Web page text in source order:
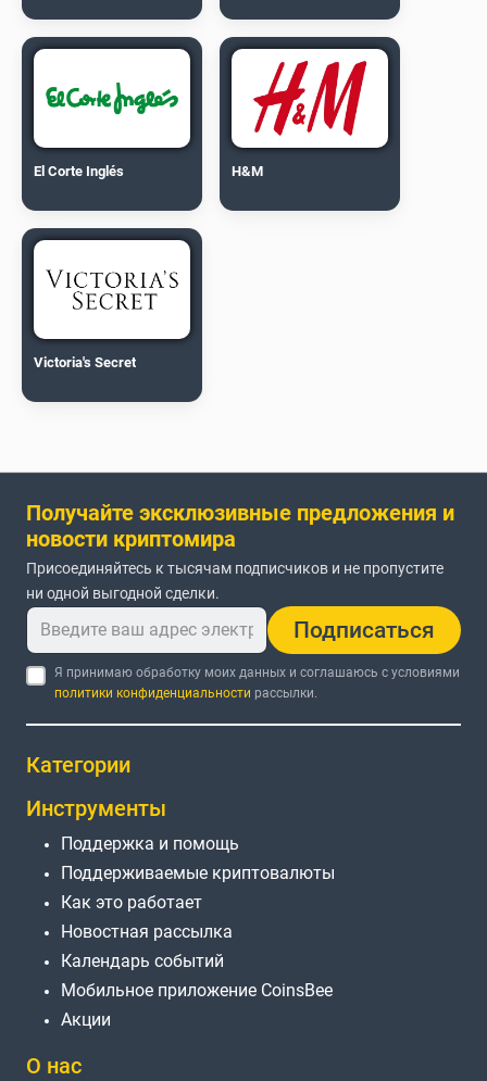
El Corte Inglés H&M
Victoria's Secret
Получайте эксклюзивные предложения и
новости криптомира
Присоединяйтесь к тысячам подписчиков и не пропустите
ни одной выгодной сделки.
Подписаться
Я принимаю обработку моих данных и соглашаюсь с условиями
политики конфиденциальности рассылки.
Категории
Инструменты
Поддержка и помощь
Поддерживаемые криптовалюты
Как это работает
Новостная рассылка
Календарь событий
Мобильное приложение CoinsBee
Акции
О нас